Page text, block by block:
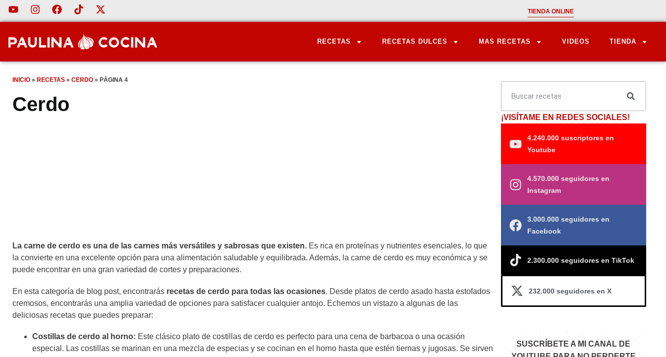
TIENDA ONLINE
RECETAS RECETAS DULCES MAS RECETAS VIDEOS TIENDA
INICIO » RECETAS » CERDO » PÁGINA 4
Cerdo
La carne de cerdo es una de las carnes más versátiles y sabrosas que existen. Es rica en proteínas y nutrientes esenciales, lo que
la convierte en una excelente opción para una alimentación saludable y equilibrada. Además, la carne de cerdo es muy económica y se
puede encontrar en una gran variedad de cortes y preparaciones.
En esta categoría de blog post, encontrarás recetas de cerdo para todas las ocasiones. Desde platos de cerdo asado hasta estofados
cremosos, encontrarás una amplia variedad de opciones para satisfacer cualquier antojo. Echemos un vistazo a algunas de las
deliciosas recetas que puedes preparar:
Costillas de cerdo al horno: Este clásico plato de costillas de cerdo es perfecto para una cena de barbacoa o una ocasión
especial. Las costillas se marinan en una mezcla de especias y se cocinan en el horno hasta que estén tiernas y jugosas. Se sirven
¡VISÍTAME EN REDES SOCIALES!
4.240.000 suscriptores en
Youtube
4.570.000 seguidores en
Instagram
3.000.000 seguidores en
Facebook
2.300.000 seguidores en TikTok
232.000 seguidores en X
SUSCRÍBETE A MI CANAL DE